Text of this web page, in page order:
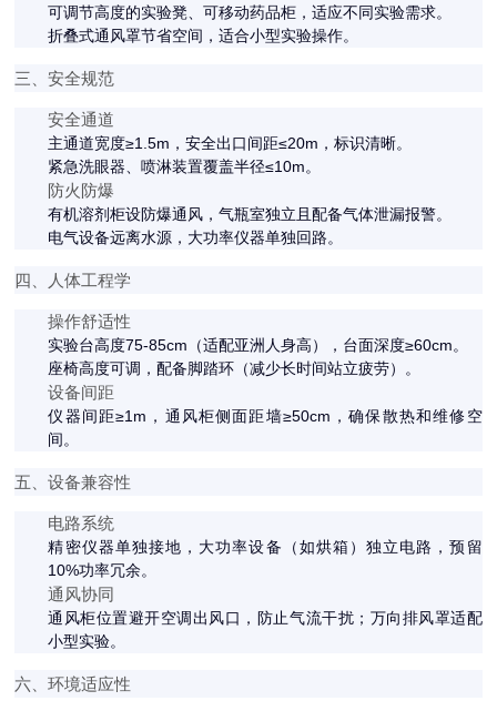
可调节高度的实验凳、可移动药品柜，适应不同实验需求。
折叠式通风罩节省空间，适合小型实验操作。
三、安全规范
安全通道
主通道宽度≥1.5m，安全出口间距≤20m，标识清晰。
紧急洗眼器、喷淋装置覆盖半径≤10m。
防火防爆
有机溶剂柜设防爆通风，气瓶室独立且配备气体泄漏报警。
电气设备远离水源，大功率仪器单独回路。
四、人体工程学
操作舒适性
实验台高度75-85cm（适配亚洲人身高），台面深度≥60cm。
座椅高度可调，配备脚踏环（减少长时间站立疲劳）。
设备间距
仪器间距≥1m，通风柜侧面距墙≥50cm，确保散热和维修空
间。
五、设备兼容性
电路系统
精密仪器单独接地，大功率设备（如烘箱）独立电路，预留
10%功率冗余。
通风协同
通风柜位置避开空调出风口，防止气流干扰；万向排风罩适配
小型实验。
六、环境适应性